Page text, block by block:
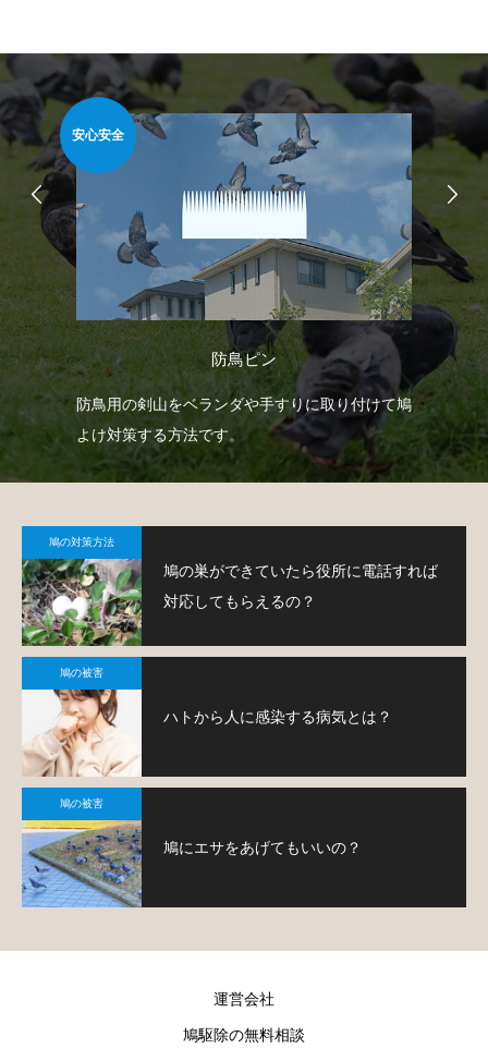
安心安全
防鳥ピン
防鳥用の剣山をベランダや手すりに取り付けて鳩
よけ対策する方法です。
鳩の対策方法
鳩の巣ができていたら役所に電話すれば
対応してもらえるの？
鳩の被害
ハトから人に感染する病気とは？
鳩の被害
鳩にエサをあげてもいいの？
運営会社
鳩駆除の無料相談